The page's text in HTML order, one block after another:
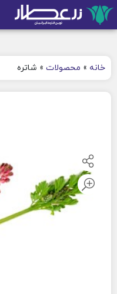
خانه » محصولات » شاتره